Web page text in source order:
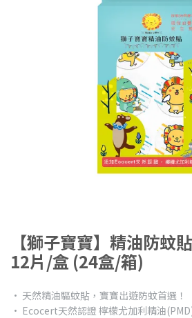
【獅子寶寶】精油防蚊
12片/盒 (24盒/箱)
• 天然精油驅蚊貼，寶寶出遊防蚊首選！
• Ecocert天然認證 檸檬尤加利精油